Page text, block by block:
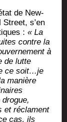
de New-
s’en
:« La
contre la
à
de lutte
ce soit…je
manière
et réclament
cas, ils